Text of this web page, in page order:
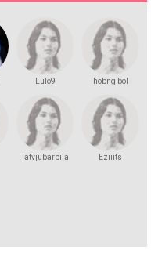
Lulo9 hobng bol
latvjubarbija Eziiits